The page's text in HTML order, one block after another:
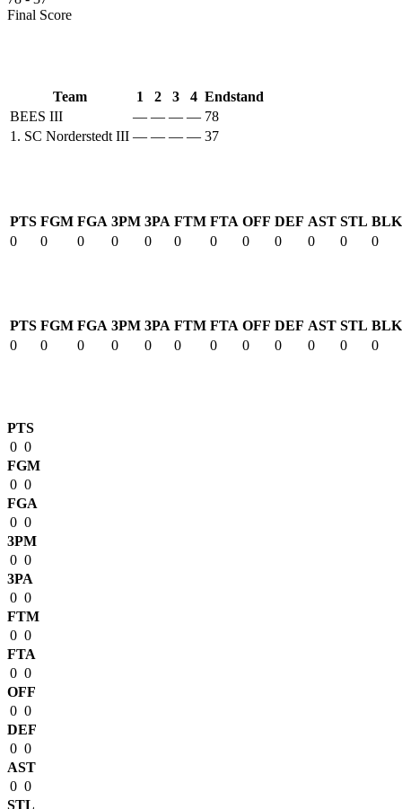
Final Score
Team 1 2 3 4 Endstand
BEES III
— — — — 78
1. SC Norderstedt III — — — — 37
PTS FGM FGA 3PM 3PA FTM FTA OFF DEF AST STL BLK
0
0 0 0 0 0 0 0 0 0 0 0
PTS FGM FGA 3PM 3PA FTM FTA OFF DEF AST STL BLK
0
0 0 0 0 0 0 0 0 0 0 0
PTS
0 0
FGM
0 0
FGA
0 0
3PM
0 0
3PA
0 0
FTM
0 0
FTA
0 0
OFF
0 0
DEF
0 0
AST
0 0
STL